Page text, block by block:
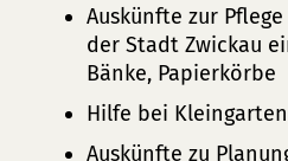
Auskünfte zur
der Stadt Zwickau
Bänke, Papierkörbe
Hilfe bei
Auskünfte zu